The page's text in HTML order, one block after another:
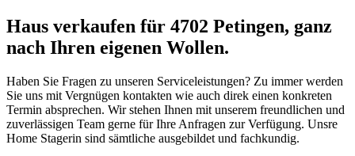
Haus verkaufen für 4702 Petingen, ganz
nach Ihren eigenen Wollen.
Haben Sie Fragen zu unseren Serviceleistungen? Zu immer werden
Sie uns mit Vergnügen kontakten wie auch direk einen konkreten
Termin absprechen. Wir stehen Ihnen mit unserem freundlichen und
zuverlässigen Team gerne für Ihre Anfragen zur Verfügung. Unsre
Home Stagerin sind sämtliche ausgebildet und fachkundig.